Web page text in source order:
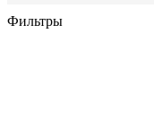
Фильтры